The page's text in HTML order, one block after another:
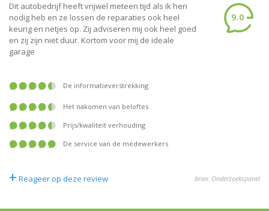
Dit autobedrijf heeft vrijwel meteen tijd als ik hen
nodig heb en ze lossen de reparaties ook heel
keurig en netjes op. Zij adviseren mij ook heel goed
en zij zijn niet duur. Kortom voor mij de ideale
garage
9.0
De informatieverstrekking
Het nakomen van beloftes
Prijs/kwaliteit verhouding
De service van de medewerkers
+ Reageer op deze review bron: Onderzoekspanel